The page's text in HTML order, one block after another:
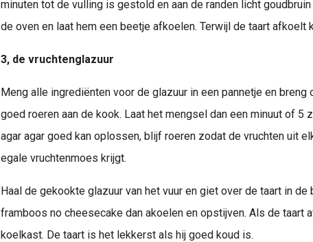
minuten tot de vulling is gestold en aan de randen licht
de oven en laat hem een beetje afkoelen. Terwijl de taart afkoelt
3, de vruchtenglazuur
Meng alle ingrediënten voor de glazuur in een pannetje en
goed roeren aan de kook. Laat het mengsel dan een minuut of 5
agar agar goed kan oplossen, blijf roeren zodat de vruchten uit
egale vruchtenmoes krijgt.
Haal de gekookte glazuur van het vuur en giet over de taart in
framboos no cheesecake dan akoelen en opstijven. Als de taart
koelkast. De taart is het lekkerst als hij goed koud is.